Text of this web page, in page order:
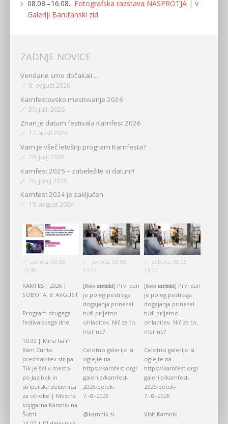
08.08.–16.08., Fotografska razstava NASPROTJA | v
Galeriji Barutanski zid
ZADNJE NOVICE
Vendarle smo dočakali ...
6. avgust 2026
Kamfestovsko mestovanje 2026
30. julij 2026
Znan je datum festivala Kamfest 2026
17. april 2026
Vam je všeč letošnji program Kamfesta?
18. julij 2025
Kamfest 2025 – zabeležite si datum!
16. junij 2025
Kamfest 2024 je zaključen
19. avgust 2024
sobota, 08.08.
13:49
KAMFEST 2026 |
SOBOTA, 8. AVGUST
Program drugega
festivalskega dne:
10.00 | Miha ha in
Ram Cunta:
predstavitev stripa
Tik je šel v mesto
po Jazlbek in
striparska delavnica
za otroke | Mestna
knjigarna Kamnik na
Šutni
sobota, 08.08.
13:04
[𝐟𝐨𝐭𝐨 𝐮𝐭𝐫𝐢𝐧𝐤𝐢] Prvi dan
je poleg pestrega
dogajanja prinesel
tudi prijetno
ohladitev. Nič za to,
mar ne?
Celotno galerijo si
oglejte na
https://kamfest.org/
galerija/kamfest-
2026-petek-
7.-8.-2026
@kamnik.si...
sobota, 08.08.
13:04
[𝐟𝐨𝐭𝐨 𝐮𝐭𝐫𝐢𝐧𝐤𝐢] Prvi dan
je poleg pestrega
dogajanja prinesel
tudi prijetno
ohladitev. Nič za to,
mar ne?
Celotno galerijo si
oglejte na
https://kamfest.org/
galerija/kamfest-
2026-petek-
7.-8.-2026
Visit Kamnik...